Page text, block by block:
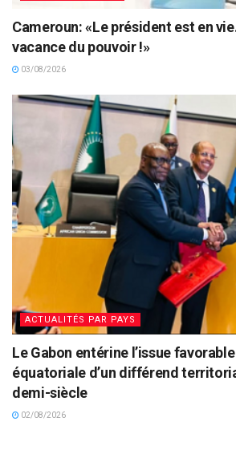
Cameroun: «Le président est en
vacance du pouvoir !»
03/08/2026
ACTUALITÉS PAR PAYS
Le Gabon entérine l’issue
équatoriale d’un différend
demi-siècle
02/08/2026